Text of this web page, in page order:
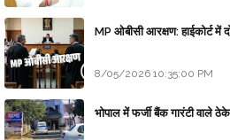
MP ओबीसी आरक्षण: हाईकोर्ट में
8/05/2026 10:35:00 PM
भोपाल में फर्जी बैंक गारंटी वाले